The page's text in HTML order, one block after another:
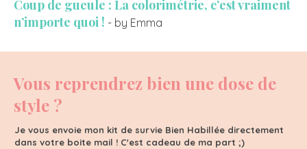
Coup de gueule : La colorimétrie, c’est vraiment
n’importe quoi ! - by Emma
Vous reprendrez bien une dose de
style ?
Je vous envoie mon kit de survie Bien Habillée directement
dans votre boite mail ! C'est cadeau de ma part ;)